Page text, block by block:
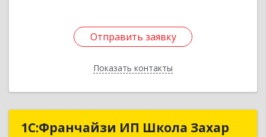
Отправить заявку
Показать контакты
Отправить заявку
Назад
1С:Франчайзи ИП Школа Захар
1С:Франчайзи ИП Школа Захар